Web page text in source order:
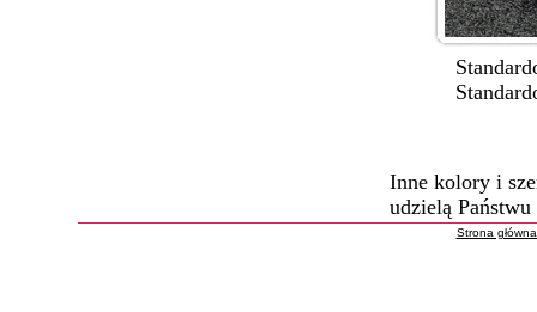
Inne kolory i
udzielą
Strona